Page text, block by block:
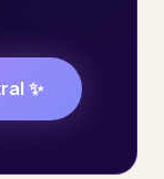
✨